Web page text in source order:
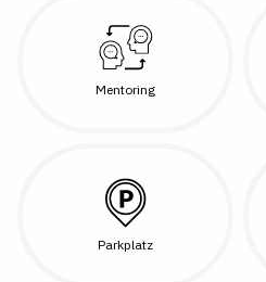
Mentoring
Parkplatz